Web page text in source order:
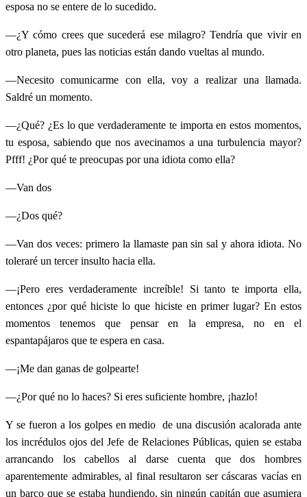
esposa no se entere de lo sucedido.
—¿Y cómo crees que sucederá ese milagro? Tendría que vivir en
otro planeta, pues las noticias están dando vueltas al mundo.
—Necesito comunicarme con ella, voy a realizar una llamada.
Saldré un momento.
—¿Qué? ¿Es lo que verdaderamente te importa en estos momentos,
tu esposa, sabiendo que nos avecinamos a una turbulencia mayor?
Pfff! ¿Por qué te preocupas por una idiota como ella?
—Van dos
—¿Dos qué?
—Van dos veces: primero la llamaste pan sin sal y ahora idiota. No
toleraré un tercer insulto hacia ella.
—¡Pero eres verdaderamente increíble! Si tanto te importa ella,
entonces ¿por qué hiciste lo que hiciste en primer lugar? En estos
momentos tenemos que pensar en la empresa, no en el
espantapájaros que te espera en casa.
—¡Me dan ganas de golpearte!
—¿Por qué no lo haces? Si eres suficiente hombre, ¡hazlo!
Y se fueron a los golpes en medio de una discusión acalorada ante
los incrédulos ojos del Jefe de Relaciones Públicas, quien se estaba
arrancando los cabellos al darse cuenta que dos hombres
aparentemente admirables, al final resultaron ser cáscaras vacías en
un barco que se estaba hundiendo, sin ningún capitán que asumiera